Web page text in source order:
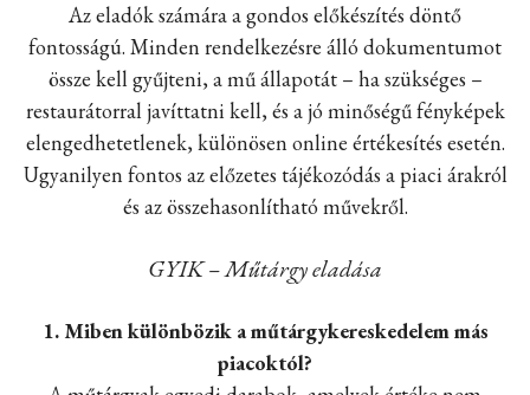
Az eladók számára a gondos előkészítés döntő
fontosságú. Minden rendelkezésre álló dokumentumot
össze kell gyűjteni, a mű állapotát – ha szükséges –
restaurátorral javíttatni kell, és a jó minőségű fényképek
elengedhetetlenek, különösen online értékesítés esetén.
Ugyanilyen fontos az előzetes tájékozódás a piaci árakról
és az összehasonlítható művekről.
GYIK – Műtárgy eladása
1. Miben különbözik a műtárgykereskedelem más
piacoktól?